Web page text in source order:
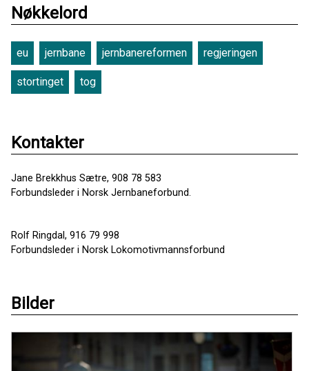
Nøkkelord
eu jernbane jernbanereformen regjeringen
stortinget tog
Kontakter
Jane Brekkhus Sætre, 908 78 583
Forbundsleder i Norsk Jernbaneforbund.
Rolf Ringdal, 916 79 998
Forbundsleder i Norsk Lokomotivmannsforbund
Bilder